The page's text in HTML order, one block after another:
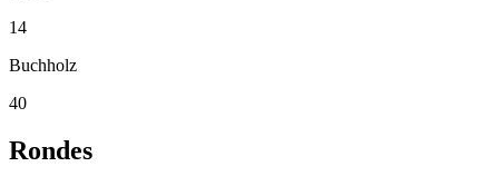
14
Buchholz
40
Rondes